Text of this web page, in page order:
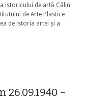
istoricului de artă Călin
de Arte Plastice
de istoria artei și a
26.09.1940 –